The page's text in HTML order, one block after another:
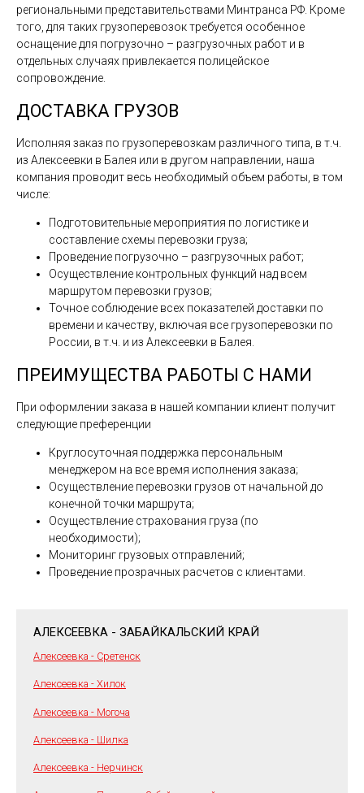
региональными представительствами Минтранса РФ. Кроме
того, для таких грузоперевозок требуется особенное
оснащение для погрузочно – разгрузочных работ и в
отдельных случаях привлекается полицейское
сопровождение.
ДОСТАВКА ГРУЗОВ
Исполняя заказ по грузоперевозкам различного типа, в т.ч.
из Алексеевки в Балея или в другом направлении, наша
компания проводит весь необходимый объем работы, в том
числе:
Подготовительные мероприятия по логистике и
составление схемы перевозки груза;
Проведение погрузочно – разгрузочных работ;
Осуществление контрольных функций над всем
маршрутом перевозки грузов;
Точное соблюдение всех показателей доставки по
времени и качеству, включая все грузоперевозки по
России, в т.ч. и из Алексеевки в Балея.
ПРЕИМУЩЕСТВА РАБОТЫ С НАМИ
При оформлении заказа в нашей компании клиент получит
следующие преференции
Круглосуточная поддержка персональным
менеджером на все время исполнения заказа;
Осуществление перевозки грузов от начальной до
конечной точки маршрута;
Осуществление страхования груза (по
необходимости);
Мониторинг грузовых отправлений;
Проведение прозрачных расчетов с клиентами.
АЛЕКСЕЕВКА - ЗАБАЙКАЛЬСКИЙ КРАЙ
Алексеевка - Сретенск
Алексеевка - Хилок
Алексеевка - Могоча
Алексеевка - Шилка
Алексеевка - Нерчинск